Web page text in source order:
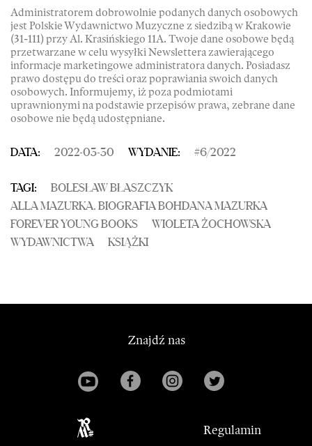
Administratorem dobrowolnie podanych danych osobowych
jest Polskie Wydawnictwo Muzyczne z siedzibą w Krakowie
(31-111) przy Al. Krasińskiego 11A. Twoje dane osobowe będą
przetwarzane w celu wysyłki Newslettera zawierającego
informacje marketingowe administratora danych. Posiadasz
prawo dostępu do treści oraz poprawiania swoich danych
osobowych. Informujemy, iż poza podmiotami
uprawnionymi na podstawie przepisów prawa, zebrane dane
osobowe nie będą udostępniane.
DATA: 2022-03-30 WYDANIE: #6/2022
TAGI:
BOLESŁAW BŁASZCZYK
ALLA MAZURKA. BIOGRAFIA BOHDANA MAZURKA
FOREVER YOUNG BOOKS
WIOLETA ŻOCHOWSKA
WYDAWNICTWA
KSIĄŻKI
Znajdź nas
Regulamin